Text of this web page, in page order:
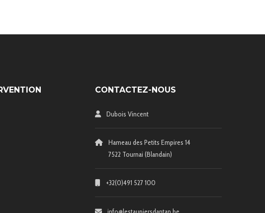
CONTACTEZ-NOUS
Dubois Vincent
Hameau des Petits Empires 14
7522 Tournai (Blandain)
+32(0)491 527 100